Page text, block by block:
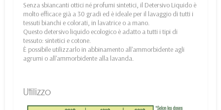
Senza sbiancanti ottici né profumi sintetici, il Detersivo Liquido è
molto efficace già a 30 gradi ed è ideale per il lavaggio di tutti i
tessuti bianchi e colorati, in lavatrice o a mano.
Questo detersivo liquido ecologico è adatto a tutti i tipi di
tessuto: sintetici e cotone.
È possibile utilizzarlo in abbinamento all'ammorbidente agli
agrumi o all'ammorbidente alla lavanda.
Utilizzo